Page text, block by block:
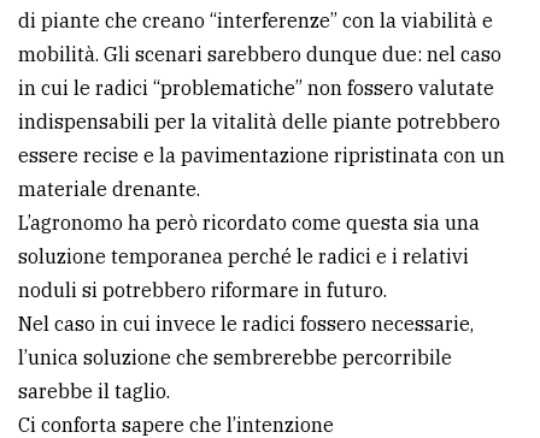
PRIVACY
Privacy
policy
Cookie
policy
di piante che creano “interferenze” con la viabilità e
mobilità. Gli scenari sarebbero dunque due: nel caso
in cui le radici “problematiche” non fossero valutate
indispensabili per la vitalità delle piante potrebbero
essere recise e la pavimentazione ripristinata con un
materiale drenante.
L’agronomo ha però ricordato come questa sia una
soluzione temporanea perché le radici e i relativi
noduli si potrebbero riformare in futuro.
Nel caso in cui invece le radici fossero necessarie,
l’unica soluzione che sembrerebbe percorribile
sarebbe il taglio.
Ci conforta sapere che l’intenzione